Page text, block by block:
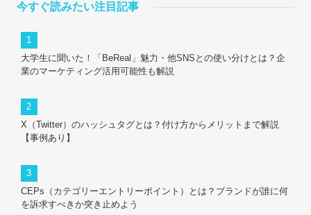
今すぐ読みたい注目記事
大学生に聞いた！「BeReal」魅力・他SNSとの使い分けとは？企
業のマーケティング活用可能性も解説
X（Twitter）のハッシュタグとは？付け方からメリットまで解説
【事例あり】
CEPs（カテゴリーエントリーポイント）とは？ブランドが誰に何
を訴求すべきか突き止めよう